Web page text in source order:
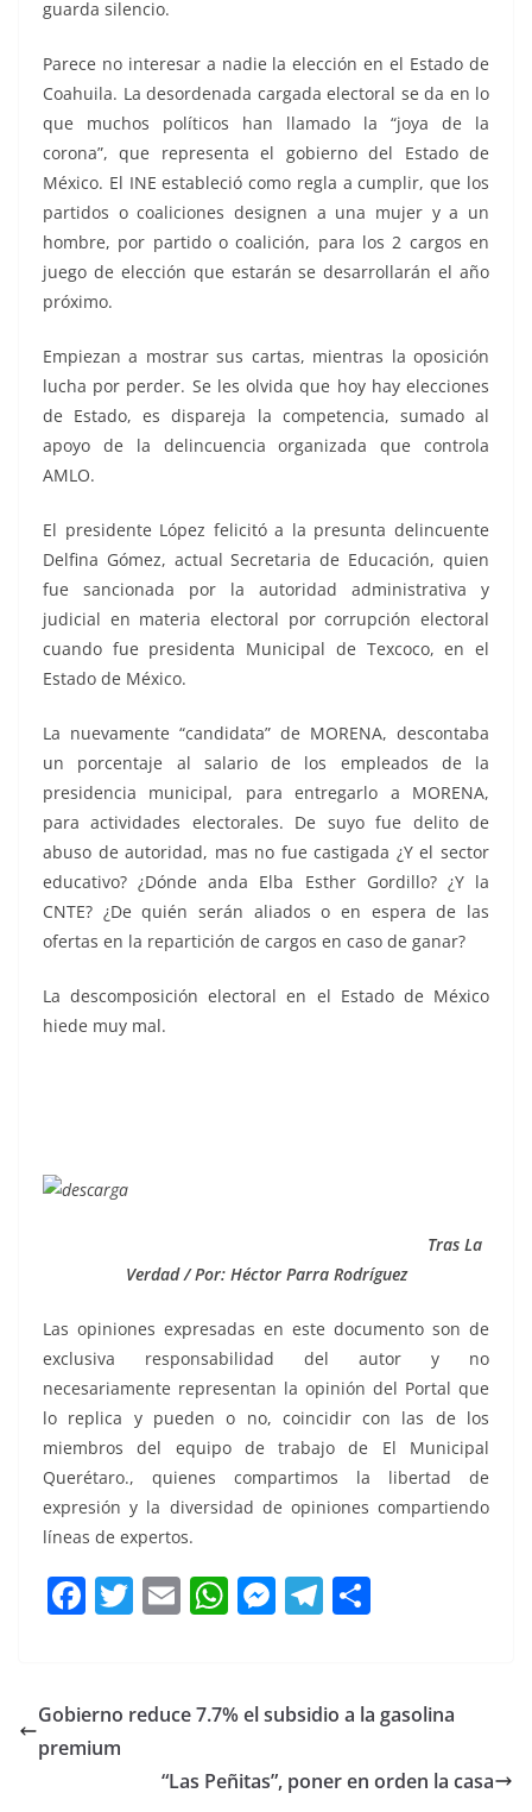
guarda silencio.
Parece no interesar a nadie la elección en el Estado de
Coahuila. La desordenada cargada electoral se da en lo
que muchos políticos han llamado la “joya de la
corona”, que representa el gobierno del Estado de
México. El INE estableció como regla a cumplir, que los
partidos o coaliciones designen a una mujer y a un
hombre, por partido o coalición, para los 2 cargos en
juego de elección que estarán se desarrollarán el año
próximo.
Empiezan a mostrar sus cartas, mientras la oposición
lucha por perder. Se les olvida que hoy hay elecciones
de Estado, es dispareja la competencia, sumado al
apoyo de la delincuencia organizada que controla
AMLO.
El presidente López felicitó a la presunta delincuente
Delfina Gómez, actual Secretaria de Educación, quien
fue sancionada por la autoridad administrativa y
judicial en materia electoral por corrupción electoral
cuando fue presidenta Municipal de Texcoco, en el
Estado de México.
La nuevamente “candidata” de MORENA, descontaba
un porcentaje al salario de los empleados de la
presidencia municipal, para entregarlo a MORENA,
para actividades electorales. De suyo fue delito de
abuso de autoridad, mas no fue castigada ¿Y el sector
educativo? ¿Dónde anda Elba Esther Gordillo? ¿Y la
CNTE? ¿De quién serán aliados o en espera de las
ofertas en la repartición de cargos en caso de ganar?
La descomposición electoral en el Estado de México
hiede muy mal.
Tras La
Verdad / Por: Héctor Parra Rodríguez
Las opiniones expresadas en este documento son de
exclusiva responsabilidad del autor y no
necesariamente representan la opinión del Portal que
lo replica y pueden o no, coincidir con las de los
miembros del equipo de trabajo de El Municipal
Querétaro., quienes compartimos la libertad de
expresión y la diversidad de opiniones compartiendo
líneas de expertos.
F
a
e
b
T
w
er
E
m
l
W
h
s
p
M
e
e
g
T
el
gr
m
p
tir
Gobierno reduce 7.7% el subsidio a la gasolina
premium
“Las Peñitas”, poner en orden la casa